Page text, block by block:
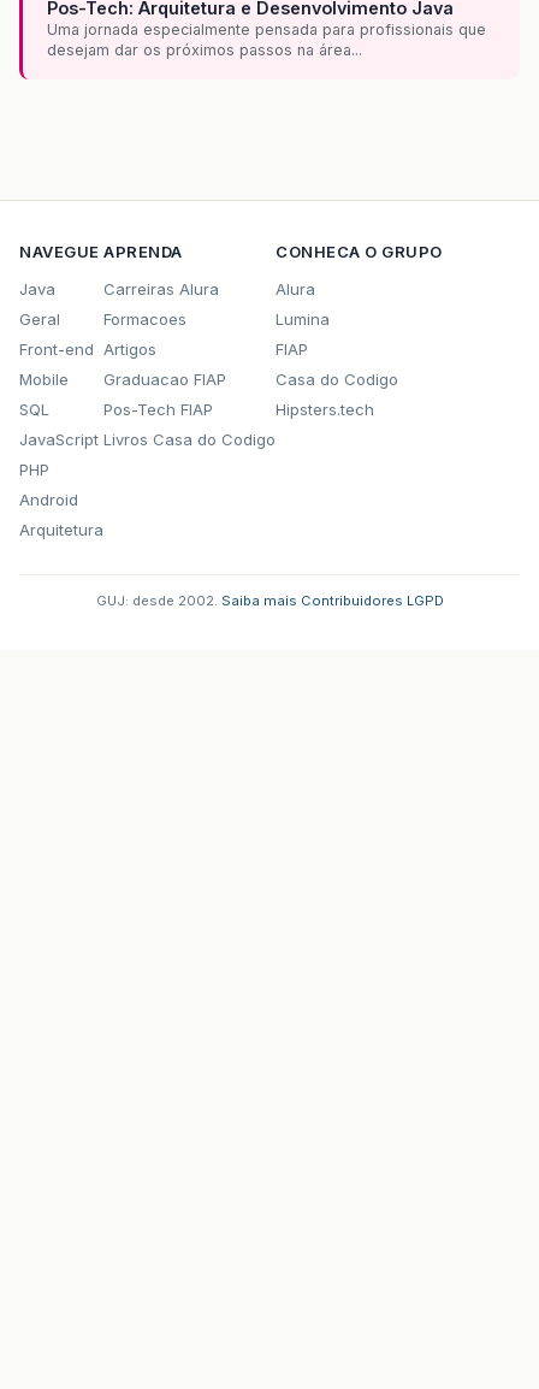
Pos-Tech: Arquitetura e Desenvolvimento Java
Uma jornada especialmente pensada para profissionais que
desejam dar os próximos passos na área...
NAVEGUE
Java
Geral
Front-end
Mobile
SQL
JavaScript
PHP
Android
Arquitetura
APRENDA
Carreiras Alura
Formacoes
Artigos
Graduacao FIAP
Pos-Tech FIAP
Livros Casa do Codigo
CONHECA O GRUPO
Alura
Lumina
FIAP
Casa do Codigo
Hipsters.tech
GUJ: desde 2002. Saiba mais Contribuidores LGPD